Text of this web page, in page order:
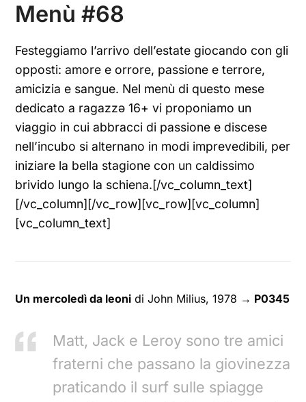
Menù #68
Festeggiamo l’arrivo dell’estate giocando con gli
opposti: amore e orrore, passione e terrore,
amicizia e sangue. Nel menù di questo mese
dedicato a ragazzə 16+ vi proponiamo un
viaggio in cui abbracci di passione e discese
nell’incubo si alternano in modi imprevedibili, per
iniziare la bella stagione con un caldissimo
brivido lungo la schiena.[/vc_column_text]
[/vc_column][/vc_row][vc_row][vc_column]
[vc_column_text]
Un mercoledì da leoni di John Milius, 1978 → P0345
Matt, Jack e Leroy sono tre amici
fraterni che passano la giovinezza
praticando il surf sulle spiagge